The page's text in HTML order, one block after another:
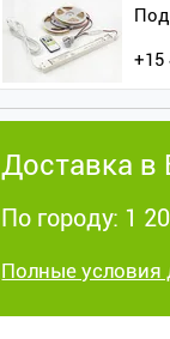
+15
Доставка в
По городу: 1
Полные условия